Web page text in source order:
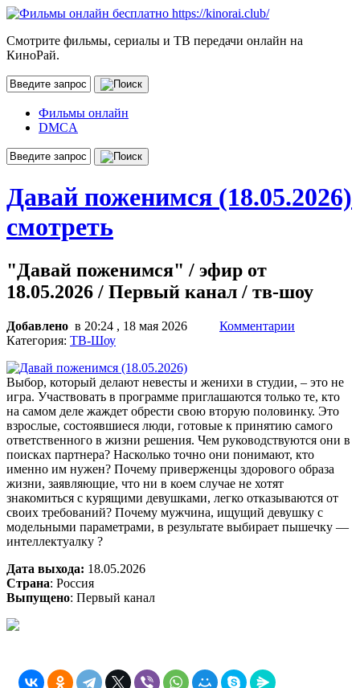
Смотрите фильмы, сериалы и ТВ передачи онлайн на
КиноРай.
Фильмы онлайн
DMCA
Давай поженимся (18.05.2026)
смотреть
"Давай поженимся" / эфир от
18.05.2026 / Первый канал / тв-шоу
Добавлено в 20:24 , 18 мая 2026
Комментарии
Категория: ТВ-Шоу
Выбор, который делают невесты и женихи в студии, – это не
игра. Участвовать в программе приглашаются только те, кто
на самом деле жаждет обрести свою вторую половинку. Это
взрослые, состоявшиеся люди, готовые к принятию самого
ответственного в жизни решения. Чем руководствуются они в
поисках партнера? Насколько точно они понимают, кто
именно им нужен? Почему приверженцы здорового образа
жизни, заявляющие, что ни в коем случае не хотят
знакомиться с курящими девушками, легко отказываются от
своих требований? Почему мужчина, ищущий девушку с
модельными параметрами, в результате выбирает пышечку —
интеллектуалку ?
Дата выхода: 18.05.2026
Страна: Россия
Выпущено: Первый канал